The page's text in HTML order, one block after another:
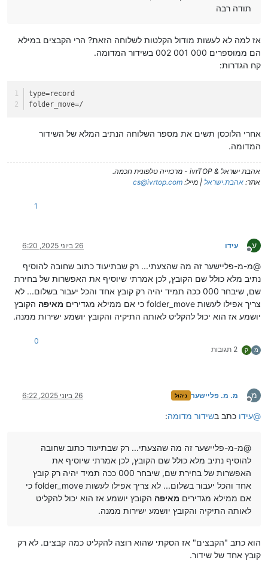
תודה רבה
אז למה לא לעשות מודול הקלטות לשלוחה הזאת? הרי הקבצים במילא
הם ממוספרים 000 001 002 בשידור המדומה.
קח הגדרות:
type=record
folder_move=/
אחרי הלוכסן תשים את מספר השלוחה הנתיב המלא של השידור
המדומה.
אהבת ישראל & ivrTOP - מרכזייה טלפונית חכמה.
אתר: אהבת.ישראל | מייל: cs@ivrtop.com
1
ע
מנותק
עידו 26 ביוני 2025, 6:20
@מ-מ-פליישער זה מה שהצעתי... רק שבתיעוד כתוב שחובה להוסיף
נתיב מלא כולל שם הקובץ, לכן אמרתי שיוסיף את האפשרות של בחירת
שם, שיבחר 000 ככה תמיד יהיה רק קובץ אחד והכל יעבור בשלום... לא
צריך אפילו לעשות folder_move כי אם ממילא מגדירים
מאיפה הקובץ
יושמע אז הוא יכול להקליט לאותה התיקיה והקובץ יושמע ישירות ממנה.
מ ק 2 תגובות
0
מ
מנותק
מ. מ. פליישער ניהול 26 ביוני 2025, 6:22
@עידו כתב בשידור מדומה:
@מ-מ-פליישער זה מה שהצעתי... רק שבתיעוד כתוב שחובה
להוסיף נתיב מלא כולל שם הקובץ, לכן אמרתי שיוסיף את
האפשרות של בחירת שם, שיבחר 000 ככה תמיד יהיה רק קובץ
אחד והכל יעבור בשלום... לא צריך אפילו לעשות folder_move כי
אם ממילא מגדירים מאיפה הקובץ יושמע אז הוא יכול להקליט
לאותה התיקיה והקובץ יושמע ישירות ממנה.
הוא כתב "הקבצים" אז הסקתי שהוא רוצה להקליט כמה קבצים. לא רק
קובץ אחד של שידור.